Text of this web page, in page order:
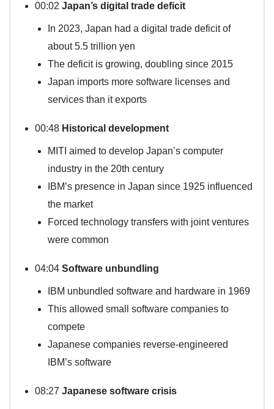
00:02 Japan’s digital trade deficit
In 2023, Japan had a digital trade deficit of
about 5.5 trillion yen
The deficit is growing, doubling since 2015
Japan imports more software licenses and
services than it exports
00:48 Historical development
MITI aimed to develop Japan’s computer
industry in the 20th century
IBM’s presence in Japan since 1925 influenced
the market
Forced technology transfers with joint ventures
were common
04:04 Software unbundling
IBM unbundled software and hardware in 1969
This allowed small software companies to
compete
Japanese companies reverse-engineered
IBM’s software
08:27 Japanese software crisis